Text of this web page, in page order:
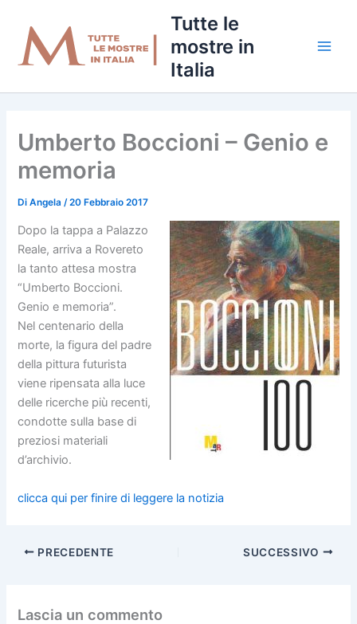
contenuto
Tutte le
mostre in
Italia
Umberto Boccioni – Genio e
memoria
DiAngela/20 Febbraio 2017
Dopo la tappa a Palazzo
Reale, arriva a Rovereto
la tanto attesa mostra
“Umberto Boccioni.
Genio e memoria”.
Nel centenario della
morte, la figura del padre
della pittura futurista
viene ripensata alla luce
delle ricerche più recenti,
condotte sulla base di
preziosi materiali
d’archivio.
clicca qui per finire di leggere la notizia
PRECEDENTE SUCCESSIVO
Lascia un commento